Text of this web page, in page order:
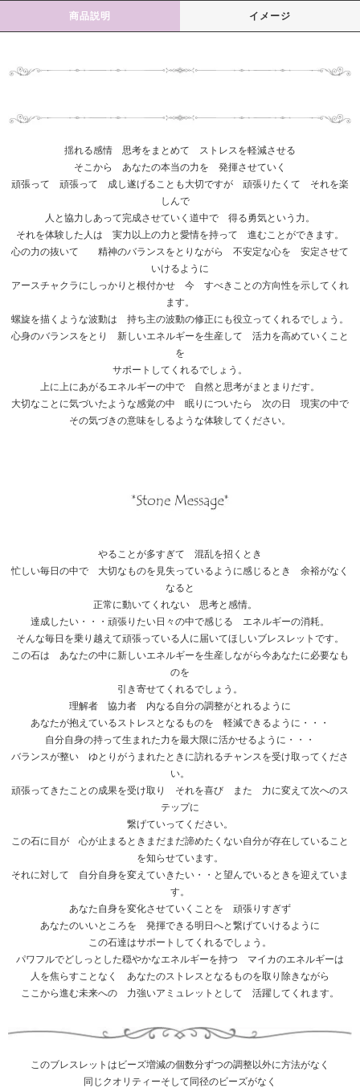
商品説明 イメージ
揺れる感情 思考をまとめて ストレスを軽減させる
そこから あなたの本当の力を 発揮させていく
頑張って 頑張って 成し遂げることも大切ですが 頑張りたくて それを楽
しんで
人と協力しあって完成させていく道中で 得る勇気という力。
それを体験した人は 実力以上の力と愛情を持って 進むことができます。
心の力の抜いて 精神のバランスをとりながら 不安定な心を 安定させて
いけるように
アースチャクラにしっかりと根付かせ 今 すべきことの方向性を示してくれ
ます。
螺旋を描くような波動は 持ち主の波動の修正にも役立ってくれるでしょう。
心身のバランスをとり 新しいエネルギーを生産して 活力を高めていくこと
を
サポートしてくれるでしょう。
上に上にあがるエネルギーの中で 自然と思考がまとまりだす。
大切なことに気づいたような感覚の中 眠りについたら 次の日 現実の中で
その気づきの意味をしるような体験してください。
やることが多すぎて 混乱を招くとき
忙しい毎日の中で 大切なものを見失っているように感じるとき 余裕がなく
なると
正常に動いてくれない 思考と感情。
達成したい・・・頑張りたい日々の中で感じる エネルギーの消耗。
そんな毎日を乗り越えて頑張っている人に届いてほしいブレスレットです。
この石は あなたの中に新しいエネルギーを生産しながら今あなたに必要なも
のを
引き寄せてくれるでしょう。
理解者 協力者 内なる自分の調整がとれるように
あなたが抱えているストレスとなるものを 軽減できるように・・・
自分自身の持って生まれた力を最大限に活かせるように・・・
バランスが整い ゆとりがうまれたときに訪れるチャンスを受け取ってくださ
い。
頑張ってきたことの成果を受け取り それを喜び また 力に変えて次へのス
テップに
繋げていってください。
この石に目が 心が止まるときまだまだ諦めたくない自分が存在していること
を知らせています。
それに対して 自分自身を変えていきたい・・と望んでいるときを迎えていま
す。
あなた自身を変化させていくことを 頑張りすぎず
あなたのいいところを 発揮できる明日へと繋げていけるように
この石達はサポートしてくれるでしょう。
パワフルでどしっとした穏やかなエネルギーを持つ マイカのエネルギーは
人を焦らすことなく あなたのストレスとなるものを取り除きながら
ここから進む未来への 力強いアミュレットとして 活躍してくれます。
このブレスレットはビーズ増減の個数分ずつの調整以外に方法がなく
同じクオリティーそして同径のビーズがなく